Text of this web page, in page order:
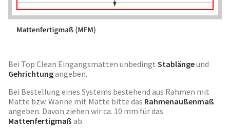
Bei Top Clean Eingangsmatten unbedingt Stablängeund
Gehrichtungangeben.
Bei Bestellung eines Systems bestehend aus Rahmen mit
Matte bzw. Wanne mit Matte bitte das Rahmenaußenmaß
angeben. Davon ziehen wir ca. 10 mm für das
Mattenfertigmaß ab.